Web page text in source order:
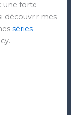
une forte
découvrir mes
séries